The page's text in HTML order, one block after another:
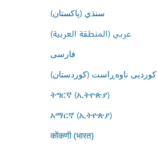
سنڌي (پاکستان)
عربي (المنطقة العربية)
فارسى
کوردیی ناوەڕاست (کوردستان)
ትግርኛ (ኢትዮጵያ)
አማርኛ (ኢትዮጵያ)
कोंकणी (भारत)